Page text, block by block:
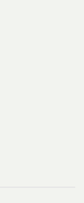
スによる商品
。
社が別途定める
るものとしま